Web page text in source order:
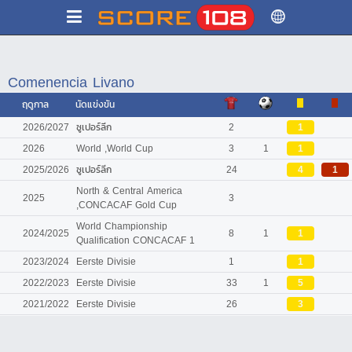
Comenencia Livano
ฤดูกาล
นัดแข่งขัน
2026/2027 ซูเปอร์ลีก 2
1
2026
World ,World Cup 3 1
1
2025/2026 ซูเปอร์ลีก 24 4
1
2025
North & Central America
,CONCACAF Gold Cup
3
2024/2025 World Championship
Qualification CONCACAF 1
8 1
1
2023/2024 Eerste Divisie 1
1
2022/2023
Eerste Divisie 33 1
5
2021/2022
Eerste Divisie 26 3